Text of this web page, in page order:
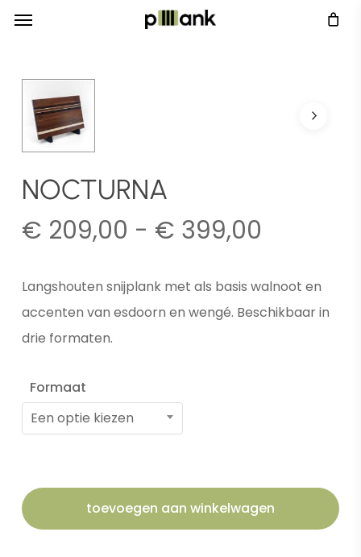
SkipMenu
NOCTURNA
€ 209,00 - € 399,00
tot
€
Langshouten snijplank met als basis walnoot en
accenten van esdoorn en wengé. Beschikbaar in
drie formaten.
Formaat
Een optie kiezen
toevoegen aan winkelwagen
Menu